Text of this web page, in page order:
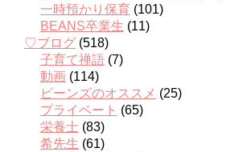
一時預かり保育 (101)
BEANS卒業生 (11)
♡ブログ (518)
子育て禅語 (7)
動画 (114)
ビーンズのオススメ (25)
プライベート (65)
栄養士 (83)
希先生 (61)